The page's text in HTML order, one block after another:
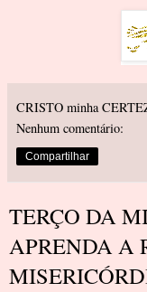
CRISTO minha
Nenhum comentário:
Compartilhar
TERÇO DA
APRENDA A